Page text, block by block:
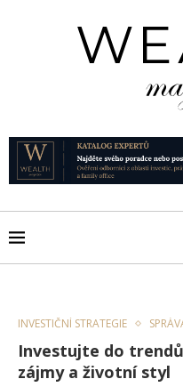
INVESTIČNÍ STRATEGIE
Investujte do
zájmy a životní styl